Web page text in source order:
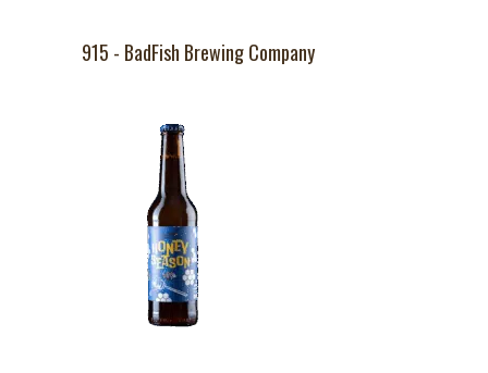
915 - BadFish Brewing Company